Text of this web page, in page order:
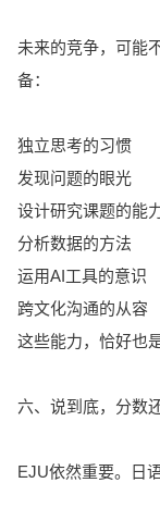
未来的竞争，可能
备：
独立思考的习惯
发现问题的眼光
设计研究课题的能
分析数据的方法
运用AI工具的意识
跨文化沟通的从容
这些能力，恰好也
六、说到底，分数
EJU依然重要。日